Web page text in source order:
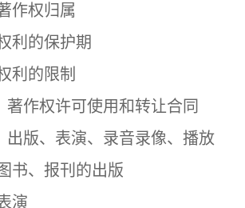
权归属
的保护期
的限制
权许可使用和转让合同
、表演、录音录像、播放
、报刊的出版
演